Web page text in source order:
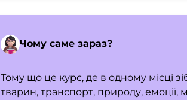
Чому саме зараз?
Тому що це курс, де в одному місці
тварин, транспорт, природу, емоції,